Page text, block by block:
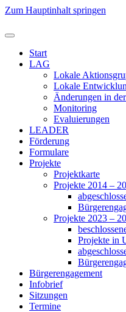
Zum Hauptinhalt springen
Start
LAG
Lokale
Lokale
Änderungen in
Monitoring
Evaluierungen
LEADER
Förderung
Formulare
Projekte
Projektkarte
Projekte 2014 –
Projekte 2023 –
Projekte in
Bürgerengagement
Infobrief
Sitzungen
Termine